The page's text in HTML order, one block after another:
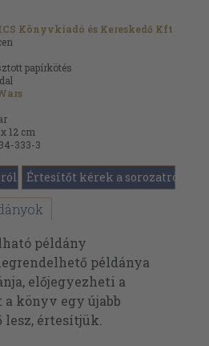
Könyvkiadó és Kereskedő Kft
papírkötés
12 cm
333-3
Értesítőt kérek a sorozatról
példány
példánya
előjegyezheti a
könyv egy újabb
értesítjük.